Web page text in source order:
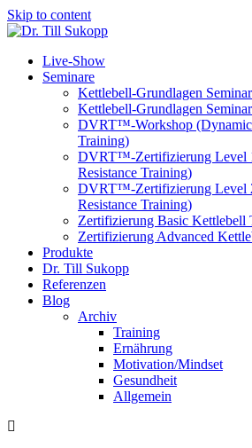
Skip to content
Live-Show
Seminare
Kettlebell-Grundlagen Seminar
Kettlebell-Grundlagen
DVRT™-Workshop (Dynamic
Training)
DVRT™-Zertifizierung Level
Resistance Training)
DVRT™-Zertifizierung Level
Resistance Training)
Zertifizierung Basic Kettlebell
Zertifizierung Advanced
Produkte
Dr. Till Sukopp
Referenzen
Blog
Archiv
Training
Ernährung
Motivation/Mindset
Gesundheit
Allgemein